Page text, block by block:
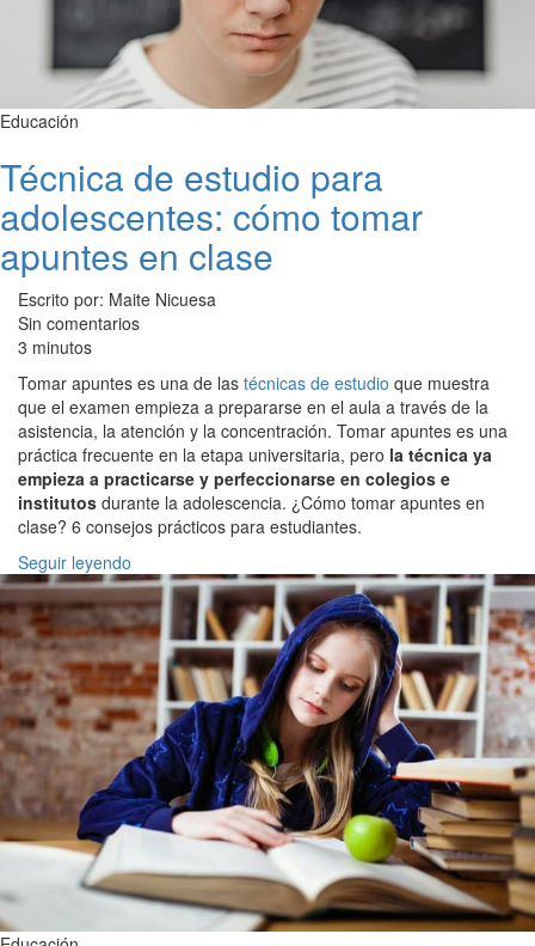
Educación
Técnica de estudio para
adolescentes: cómo tomar
apuntes en clase
Escrito por: Maite Nicuesa
Sin comentarios
3 minutos
Tomar apuntes es una de las técnicas de estudio que muestra
que el examen empieza a prepararse en el aula a través de la
asistencia, la atención y la concentración. Tomar apuntes es una
práctica frecuente en la etapa universitaria, pero la técnica ya
empieza a practicarse y perfeccionarse en colegios e
institutos durante la adolescencia. ¿Cómo tomar apuntes en
clase? 6 consejos prácticos para estudiantes.
Seguir leyendo